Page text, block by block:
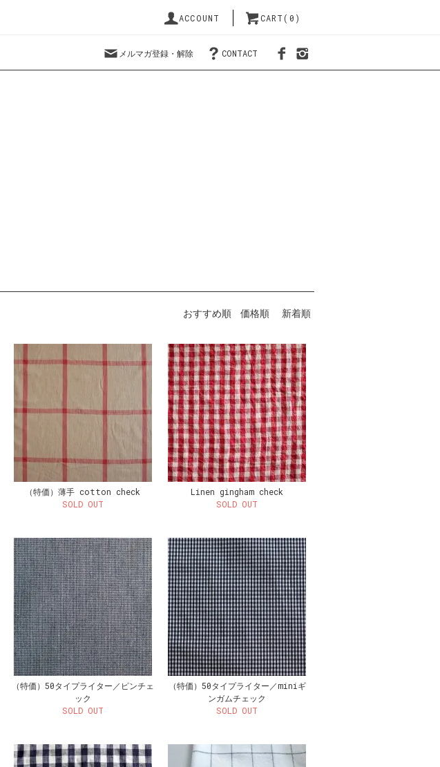
ACCOUNT CART(0)
メルマガ登録・解除 CONTACT
おすすめ順 価格順 新着順
（特価）薄手 cotton check
SOLD OUT
Linen gingham check
SOLD OUT
（特価）50タイプライター／ピンチェ
ック
SOLD OUT
（特価）50タイプライター／miniギ
ンガムチェック
SOLD OUT